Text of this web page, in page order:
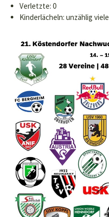
Verletzte: 0
Kinderlächeln: unzählig viele